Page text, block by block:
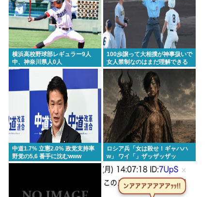
横浜高校野球部レギュラー9人
中、神奈川県人0人
100歩譲って大相撲が神事扱いで
女人禁制なのはまだ理解できる
として、高校野球のグラウンド
が女人禁制だったのはマジ意味
わからん
中道1.7% 立憲2.0% 政党支持率
野党の5,6 番手に沈むwww
ロシア兵「女は殺せ！ギャハハ
w」 ワイ「」ザッザッザッ